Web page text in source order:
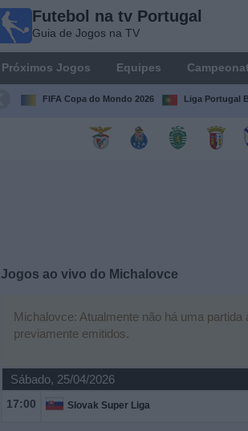
Futebol na tv Portugal
Guia de Jogos na TV
Próximos Jogos Equipes
FIFA Copa do Mondo 2026 Liga Portugal
Jogos ao vivo do Michalovce
Michalovce: Atualmente não há uma
previamente emitidos.
Sábado, 25/04/2026
17:00 Slovak Super Liga